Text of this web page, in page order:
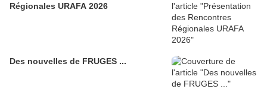
Régionales URAFA 2026
Des nouvelles de FRUGES ...